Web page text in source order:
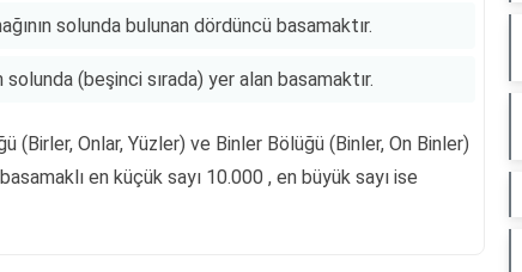
solunda bulunan dördüncü basamaktır.
solunda (beşinci sırada) yer alan basamaktır.
(Birler, Onlar, Yüzler) ve Binler Bölüğü (Binler, On Binler)
en küçük sayı 10.000 , en büyük sayı ise